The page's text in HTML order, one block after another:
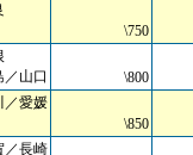
\750
／山口
\800
／愛媛
\850
／長崎